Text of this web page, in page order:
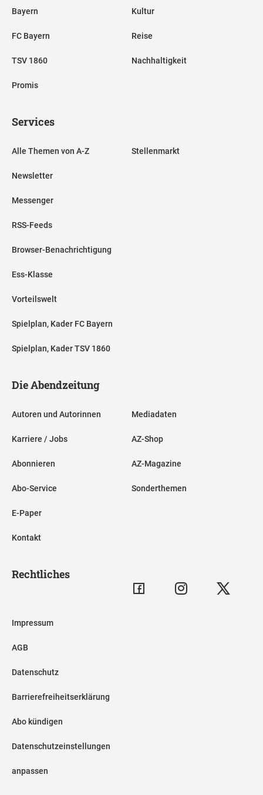
Bayern
FC Bayern
TSV 1860
Promis
Kultur
Reise
Nachhaltigkeit
Services
Alle Themen von A-Z
Newsletter
Messenger
RSS-Feeds
Browser-Benachrichtigung
Ess-Klasse
Vorteilswelt
Spielplan, Kader FC Bayern
Spielplan, Kader TSV 1860
Stellenmarkt
Die Abendzeitung
Autoren und Autorinnen
Karriere / Jobs
Abonnieren
Abo-Service
E-Paper
Kontakt
Mediadaten
AZ-Shop
AZ-Magazine
Sonderthemen
Rechtliches
Impressum
AGB
Datenschutz
Barrierefreiheitserklärung
Abo kündigen
Datenschutzeinstellungen
anpassen